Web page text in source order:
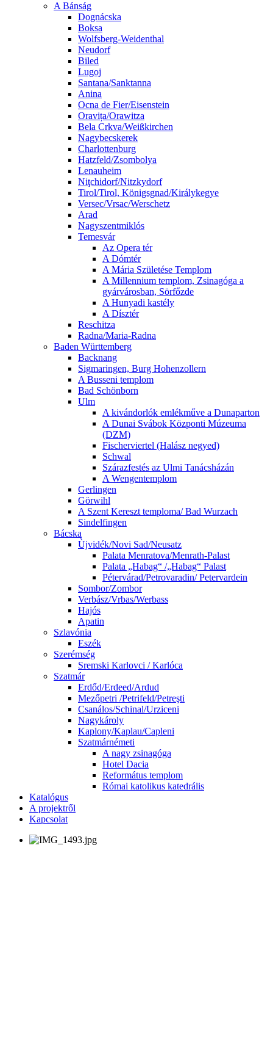
A Bánság
Dognácska
Boksa
Wolfsberg-Weidenthal
Neudorf
Biled
Lugoj
Santana/Sanktanna
Anina
Ocna de Fier/Eisenstein
Oravița/Orawitza
Bela Crkva/Weißkirchen
Nagybecskerek
Charlottenburg
Hatzfeld/Zsombolya
Lenauheim
Niţchidorf/Nitzkydorf
Tirol/Tirol, Königsgnad/Királykegye
Versec/Vrsac/Werschetz
Arad
Nagyszentmiklós
Temesvár
Az Opera tér
A Dómtér
A Mária Születése Templom
A Millennium templom, Zsinagóga a
gyárvárosban, Sörfőzde
A Hunyadi kastély
A Dísztér
Reschitza
Radna/Maria-Radna
Baden Württemberg
Backnang
Sigmaringen, Burg Hohenzollern
A Busseni templom
Bad Schönborn
Ulm
A kivándorlók emlékműve a Dunaparton
A Dunai Svábok Központi Múzeuma
(DZM)
Fischerviertel (Halász negyed)
Schwal
Szárazfestés az Ulmi Tanácsházán
A Wengentemplom
Gerlingen
Görwihl
A Szent Kereszt temploma/ Bad Wurzach
Sindelfingen
Bácska
Ùjvidék/Novi Sad/Neusatz
Palata Menratova/Menrath-Palast
Palata „Habag“ /„Habag“ Palast
Pétervárad/Petrovaradin/ Petervardein
Sombor/Zombor
Verbász/Vrbas/Werbass
Hajós
Apatin
Szlavónia
Eszék
Szerémség
Sremski Karlovci / Karlóca
Szatmár
Erdőd/Erdeed/Ardud
Mezőpetri /Petrifeld/Petreşti
Csanálos/Schinal/Urziceni
Nagykároly
Kaplony/Kaplau/Capleni
Szatmárnémeti
A nagy zsinagóga
Hotel Dacia
Református templom
Római katolikus katedrális
Katalógus
A projektről
Kapcsolat